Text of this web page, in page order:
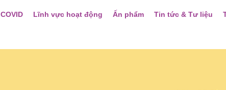
Lĩnh vực hoạt động Ấn phẩm Tin tức & Tư liệu